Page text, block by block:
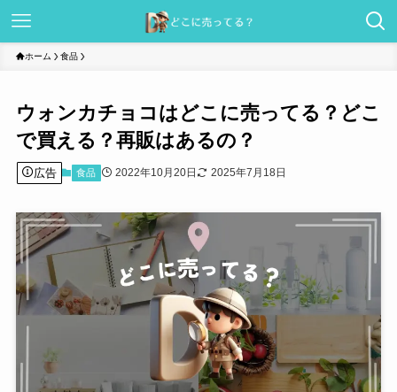
ホーム 食品
ウォンカチョコはどこに売ってる？どこ
で買える？再販はあるの？
広告 食品 2022年10月20日 2025年7月18日